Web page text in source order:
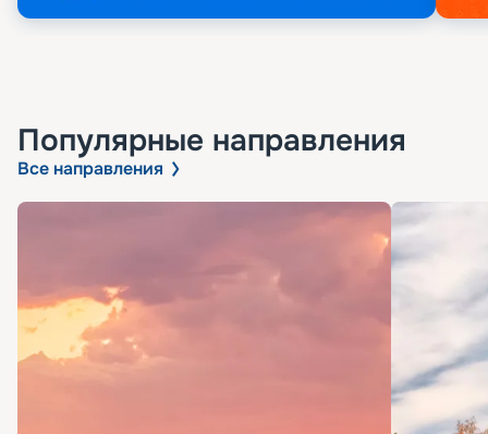
Популярные направления
Все направления